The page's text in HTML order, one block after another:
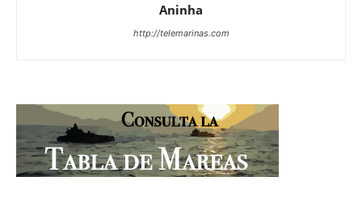
Aninha
http://telemarinas.com